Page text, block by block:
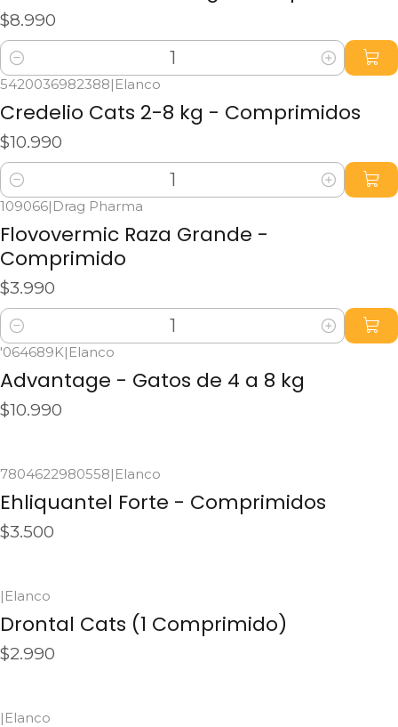
$8.990
Cantidad
5420036982388| Elanco
Credelio Cats 2-8 kg - Comprimidos
$10.990
Cantidad
109066| Drag Pharma
Flovovermic Raza Grande -
Comprimido
$3.990
Cantidad
Agotado
'064689K| Elanco
Advantage - Gatos de 4 a 8 kg
$10.990
7804622980558| Elanco
Ehliquantel Forte - Comprimidos
$3.500
| Elanco
Drontal Cats (1 Comprimido)
$2.990
| Elanco